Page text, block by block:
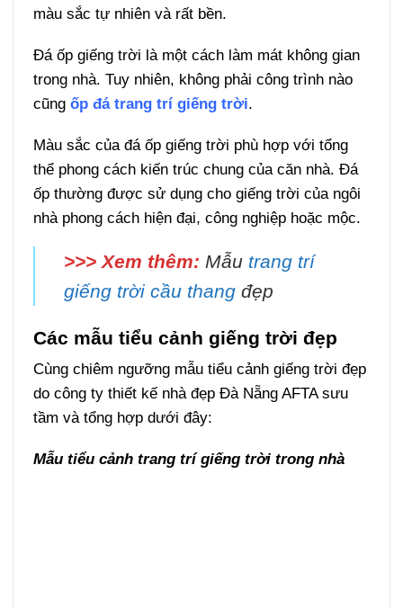
màu sắc tự nhiên và rất bền.
Đá ốp giếng trời là một cách làm mát không gian
trong nhà. Tuy nhiên, không phải công trình nào
cũng ốp đá trang trí giếng trời.
Màu sắc của đá ốp giếng trời phù hợp với tổng
thể phong cách kiến trúc chung của căn nhà. Đá
ốp thường được sử dụng cho giếng trời của ngôi
nhà phong cách hiện đại, công nghiệp hoặc mộc.
>>> Xem thêm: Mẫu trang trí
giếng trời cầu thangđẹp
Các mẫu tiểu cảnh giếng trời đẹp
Cùng chiêm ngưỡng mẫu tiểu cảnh giếng trời đẹp
do công ty thiết kế nhà đẹp Đà Nẵng AFTA sưu
tầm và tổng hợp dưới đây:
Mẫu tiểu cảnh trang trí giếng trời trong nhà